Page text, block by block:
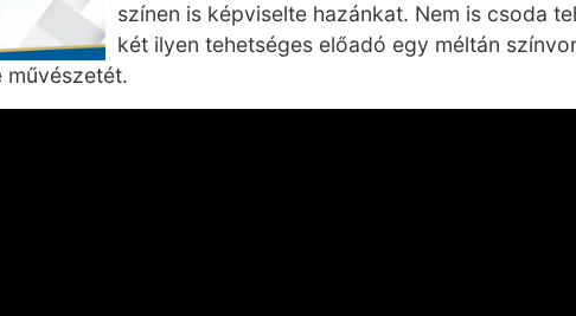
színen is képviselte hazánkat. Nem is csoda
két ilyen tehetséges előadó egy méltán